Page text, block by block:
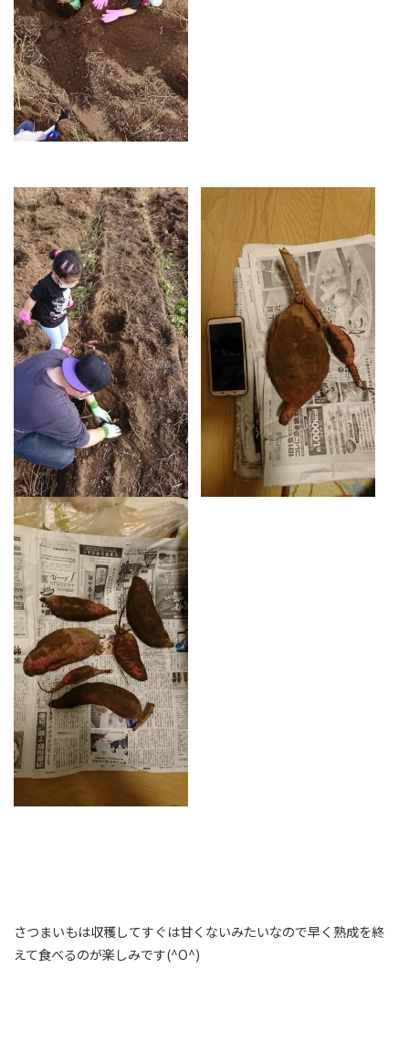
さつまいもは収穫してすぐは甘くないみたいなので早く熟成を終
えて食べるのが楽しみです(^O^)